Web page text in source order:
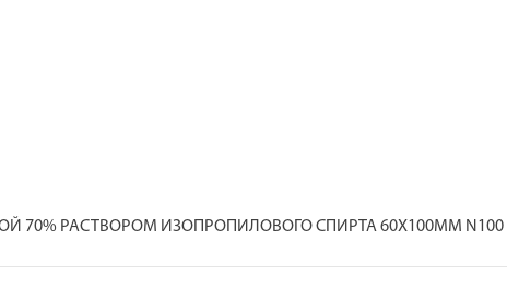
70% РАСТВОРОМ ИЗОПРОПИЛОВОГО СПИРТА 60Х100ММ N100